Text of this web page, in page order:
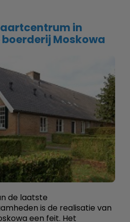
in
Moskowa
de laatste
is de realisatie van
een feit. Het